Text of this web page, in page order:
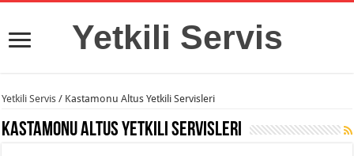
Yetkili Servis
Yetkili Servis / Kastamonu Altus Yetkili Servisleri
Kastamonu Altus Yetkili Servisleri